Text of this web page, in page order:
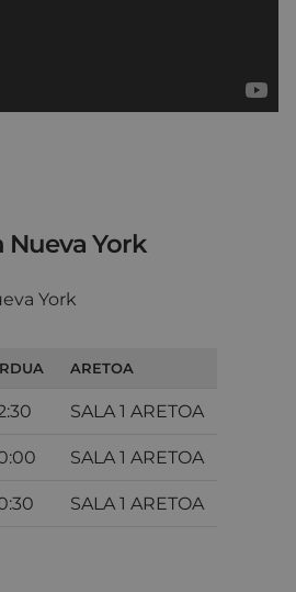
Nueva York
ARETOA
SALA 1 ARETOA
SALA 1 ARETOA
SALA 1 ARETOA